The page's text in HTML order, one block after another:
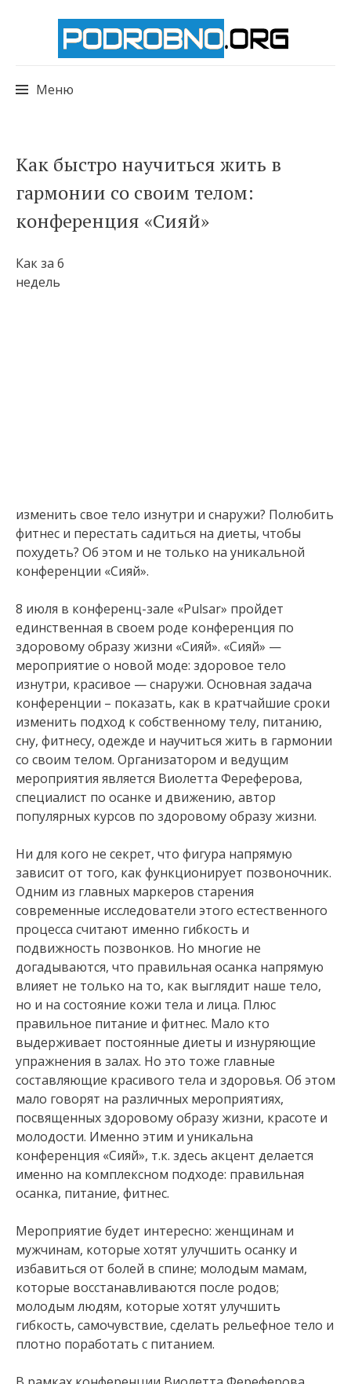
Меню
к
содержимому
Как быстро научиться жить в
гармонии со своим телом:
конференция «Сияй»
Как за 6
недель
изменить свое тело изнутри и снаружи? Полюбить
фитнес и перестать садиться на диеты, чтобы
похудеть? Об этом и не только на уникальной
конференции «Сияй».
8 июля в конференц-зале «Pulsar» пройдет
единственная в своем роде конференция по
здоровому образу жизни «Сияй». «Сияй» —
мероприятие о новой моде: здоровое тело
изнутри, красивое — снаружи. Основная задача
конференции – показать, как в кратчайшие сроки
изменить подход к собственному телу, питанию,
сну, фитнесу, одежде и научиться жить в гармонии
со своим телом. Организатором и ведущим
мероприятия является Виолетта Фереферова,
специалист по осанке и движению, автор
популярных курсов по здоровому образу жизни.
Ни для кого не секрет, что фигура напрямую
зависит от того, как функционирует позвоночник.
Одним из главных маркеров старения
современные исследователи этого естественного
процесса считают именно гибкость и
подвижность позвонков. Но многие не
догадываются, что правильная осанка напрямую
влияет не только на то, как выглядит наше тело,
но и на состояние кожи тела и лица. Плюс
правильное питание и фитнес. Мало кто
выдерживает постоянные диеты и изнуряющие
упражнения в залах. Но это тоже главные
составляющие красивого тела и здоровья. Об этом
мало говорят на различных мероприятиях,
посвященных здоровому образу жизни, красоте и
молодости. Именно этим и уникальна
конференция «Сияй», т.к. здесь акцент делается
именно на комплексном подходе: правильная
осанка, питание, фитнес.
Мероприятие будет интересно: женщинам и
мужчинам, которые хотят улучшить осанку и
избавиться от болей в спине; молодым мамам,
которые восстанавливаются после родов;
молодым людям, которые хотят улучшить
гибкость, самочувствие, сделать рельефное тело и
плотно поработать с питанием.